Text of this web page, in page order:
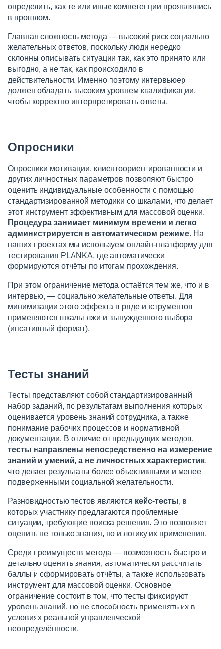
определить, как те или иные компетенции проявлялись
в прошлом.
Главная сложность метода — высокий риск социально
желательных ответов, поскольку люди нередко
склонны описывать ситуации так, как это принято или
выгодно, а не так, как происходило в
действительности. Именно поэтому интервьюер
должен обладать высоким уровнем квалификации,
чтобы корректно интерпретировать ответы.
Опросники
Опросники мотивации, клиентоориентированности и
других личностных параметров позволяют быстро
оценить индивидуальные особенности с помощью
стандартизированной методики со шкалами, что делает
этот инструмент эффективным для массовой оценки.
Процедура занимает минимум времени и легко
администрируется в автоматическом режиме. На
наших проектах мы используем онлайн-платформу для
тестирования PLANKA, где автоматически
формируются отчёты по итогам прохождения.
При этом ограничение метода остаётся тем же, что и в
интервью, — социально желательные ответы. Для
минимизации этого эффекта в ряде инструментов
применяются шкалы лжи и вынужденного выбора
(ипсативный формат).
Тесты знаний
Тесты представляют собой стандартизированный
набор заданий, по результатам выполнения которых
оценивается уровень знаний сотрудника, а также
понимание рабочих процессов и нормативной
документации. В отличие от предыдущих методов,
тесты направлены непосредственно на измерение
знаний и умений, а не личностных характеристик,
что делает результаты более объективными и менее
подверженными социальной желательности.
Разновидностью тестов являются кейс-тесты, в
которых участнику предлагаются проблемные
ситуации, требующие поиска решения. Это позволяет
оценить не только знания, но и логику их применения.
Среди преимуществ метода — возможность быстро и
детально оценить знания, автоматически рассчитать
баллы и сформировать отчёты, а также использовать
инструмент для массовой оценки. Основное
ограничение состоит в том, что тесты фиксируют
уровень знаний, но не способность применять их в
условиях реальной управленческой
неопределённости.